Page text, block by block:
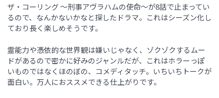
ザ・コーリング ～刑事アヴラハムの使命～が8話で止まってい
るので、なんかないかなと探したドラマ。これはシーズン化し
ており長く楽しめそうです。
霊能力や憑依的な世界観は嫌いじゃなく、ゾクゾクするムー
ドがあるので密かに好みのジャンルだが、これはホラーっぽ
いものではなくほのぼの、コメディタッチ。いちいちトークが
面白い。万人におススメできる仕上がりです。